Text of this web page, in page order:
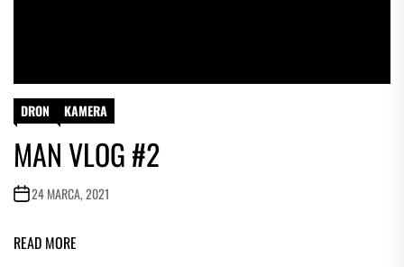
DRON KAMERA
MAN VLOG #2
24 MARCA, 2021
READ MORE